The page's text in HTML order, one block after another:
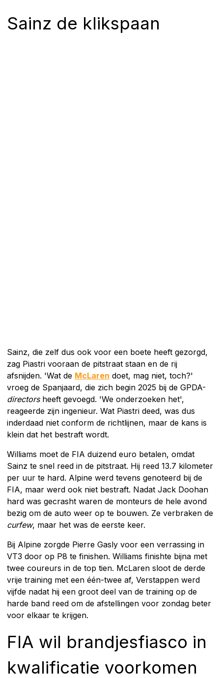
Sainz de klikspaan
Sainz, die zelf dus ook voor een boete heeft gezorgd,
zag Piastri vooraan de pitstraat staan en de rij
afsnijden. 'Wat de McLaren doet, mag niet, toch?'
vroeg de Spanjaard, die zich begin 2025 bij de GPDA-
directorsheeft gevoegd. 'We onderzoeken het',
reageerde zijn ingenieur. Wat Piastri deed, was dus
inderdaad niet conform de richtlijnen, maar de kans is
klein dat het bestraft wordt.
Williams moet de FIA duizend euro betalen, omdat
Sainz te snel reed in de pitstraat. Hij reed 13.7 kilometer
per uur te hard. Alpine werd tevens genoteerd bij de
FIA, maar werd ook niet bestraft. Nadat Jack Doohan
hard was gecrasht waren de monteurs de hele avond
bezig om de auto weer op te bouwen. Ze verbraken de
curfew, maar het was de eerste keer.
Bij Alpine zorgde Pierre Gasly voor een verrassing in
VT3 door op P8 te finishen. Williams finishte bijna met
twee coureurs in de top tien. McLaren sloot de derde
vrije training met een één-twee af, Verstappen werd
vijfde nadat hij een groot deel van de training op de
harde band reed om de afstellingen voor zondag beter
voor elkaar te krijgen.
FIA wil brandjesfiasco in
kwalificatie voorkomen